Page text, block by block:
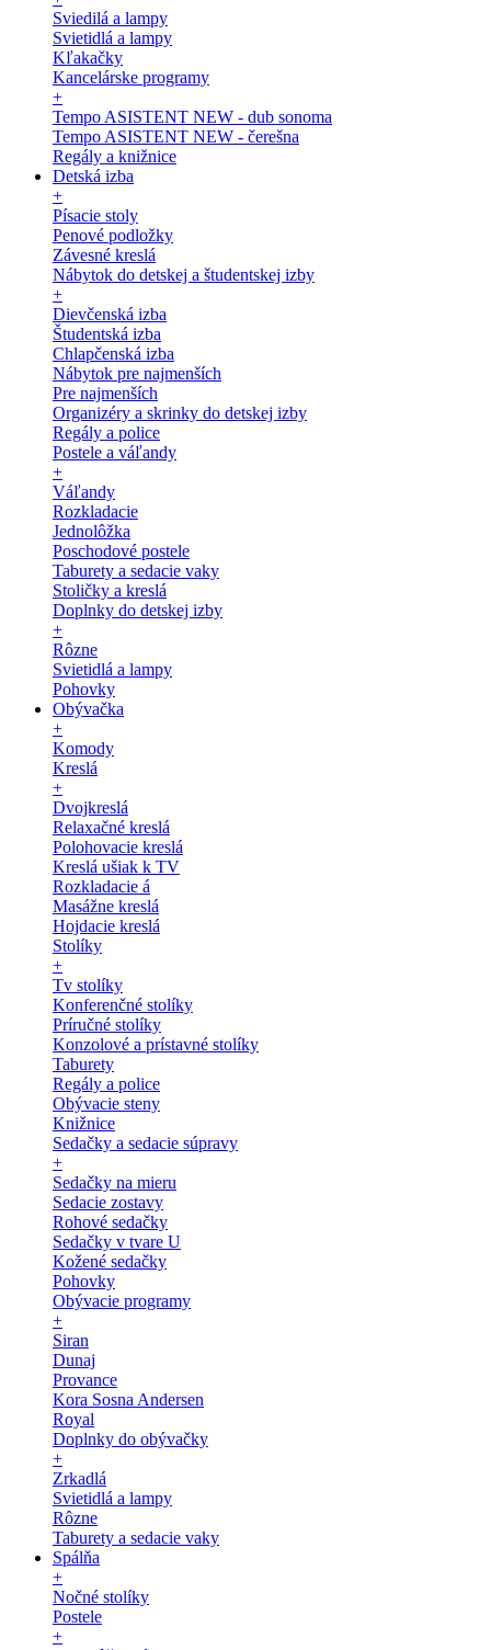
Sviedilá a lampy
Svietidlá a lampy
Kľakačky
Kancelárske programy
+
Tempo ASISTENT NEW - dub sonoma
Tempo ASISTENT NEW - čerešna
Regály a knižnice
Detská izba
+
Písacie stoly
Penové podložky
Závesné kreslá
Nábytok do detskej a študentskej izby
+
Dievčenská izba
Študentská izba
Chlapčenská izba
Nábytok pre najmenších
Pre najmenších
Organizéry a skrinky do detskej izby
Regály a police
Postele a váľandy
+
Váľandy
Rozkladacie
Jednolôžka
Poschodové postele
Taburety a sedacie vaky
Stoličky a kreslá
Doplnky do detskej izby
+
Rôzne
Svietidlá a lampy
Pohovky
Obývačka
+
Komody
Kreslá
+
Dvojkreslá
Relaxačné kreslá
Polohovacie kreslá
Kreslá ušiak k TV
Rozkladacie á
Masážne kreslá
Hojdacie kreslá
Stolíky
+
Tv stolíky
Konferenčné stolíky
Príručné stolíky
Konzolové a prístavné stolíky
Taburety
Regály a police
Obývacie steny
Knižnice
Sedačky a sedacie súpravy
+
Sedačky na mieru
Sedacie zostavy
Rohové sedačky
Sedačky v tvare U
Kožené sedačky
Pohovky
Obývacie programy
+
Siran
Dunaj
Provance
Kora Sosna Andersen
Royal
Doplnky do obývačky
+
Zrkadlá
Svietidlá a lampy
Rôzne
Taburety a sedacie vaky
Spálňa
+
Nočné stolíky
Postele
+